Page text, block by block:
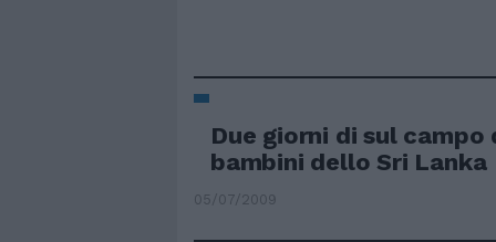
Due giorni di sul
bambini dello Sri Lanka
05/07/2009